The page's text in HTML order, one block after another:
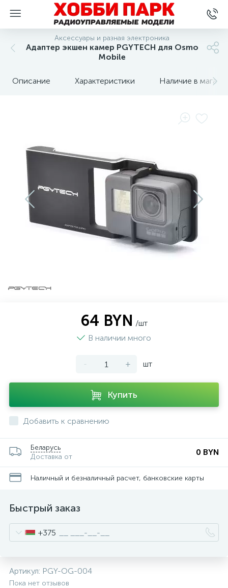
Аксессуары и разная электроника
Адаптер экшен камер PGYTECH для Osmo
Mobile
Описание Характеристики Наличие в
64 BYN /шт
В наличии много
- + шт
Купить
Добавить к сравнению
Беларусь
Доставка от
0 BYN
Наличный и безналичный расчет, банковские карты
Быстрый заказ
+375
Артикул: PGY-OG-004
Пока нет отзывов